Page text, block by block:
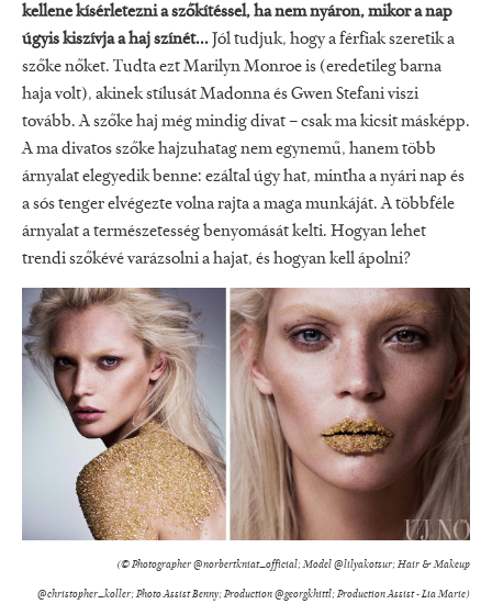
kellene kísérletezni a szőkítéssel, ha nem nyáron, mikor a nap
úgyis kiszívja a haj színét... Jól tudjuk, hogy a férfiak szeretik a
szőke nőket. Tudta ezt Marilyn Monroe is (eredetileg barna
haja volt), akinek stílusát Madonna és Gwen Stefani viszi
tovább. A szőke haj még mindig divat – csak ma kicsit másképp.
A ma divatos szőke hajzuhatag nem egynemű, hanem több
árnyalat elegyedik benne: ezáltal úgy hat, mintha a nyári nap és
a sós tenger elvégezte volna rajta a maga munkáját. A többféle
árnyalat a természetesség benyomását kelti. Hogyan lehet
trendi szőkévé varázsolni a hajat, és hogyan kell ápolni?
(© Photographer @norbertkniat_official⁠; Model @lilyakotsur⁠; Hair & Makeup
@christopher_koller⁠; Photo Assist Benny⁠; Production @georgkhittl⁠; Production Assist - Lia Marie⁠)